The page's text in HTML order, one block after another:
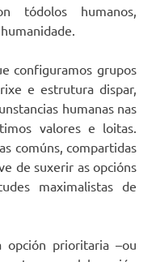
tódolos humanos,
configuramos grupos
e estrutura dispar,
humanas nas
valores e loitas.
comúns, compartidas
de suxerir as opcións
maximalistas de
opción prioritaria –ou